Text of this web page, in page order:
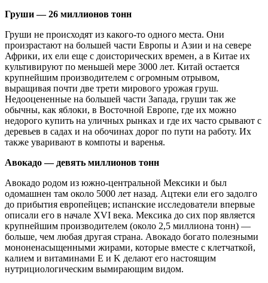
Груши — 26 миллионов тонн
Груши не происходят из какого-то одного места. Они
произрастают на большей части Европы и Азии и на севере
Африки, их ели еще с доисторических времен, а в Китае их
культивируют по меньшей мере 3000 лет. Китай остается
крупнейшим производителем с огромным отрывом,
выращивая почти две трети мирового урожая груш.
Недооцененные на большей части Запада, груши так же
обычны, как яблоки, в Восточной Европе, где их можно
недорого купить на уличных рынках и где их часто срывают с
деревьев в садах и на обочинах дорог по пути на работу. Их
также уваривают в компоты и варенья.
Авокадо — девять миллионов тонн
Авокадо родом из южно-центральной Мексики и был
одомашнен там около 5000 лет назад. Ацтеки ели его задолго
до прибытия европейцев; испанские исследователи впервые
описали его в начале XVI века. Мексика до сих пор является
крупнейшим производителем (около 2,5 миллиона тонн) —
больше, чем любая другая страна. Авокадо богато полезными
мононенасыщенными жирами, которые вместе с клетчаткой,
калием и витаминами E и K делают его настоящим
нутрициологическим вымирающим видом.